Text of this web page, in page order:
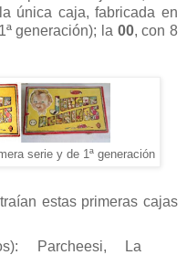
única caja, fabricada en
generación); la 00, con 8
serie y de 1ª generación
estas primeras cajas
Parcheesi, La